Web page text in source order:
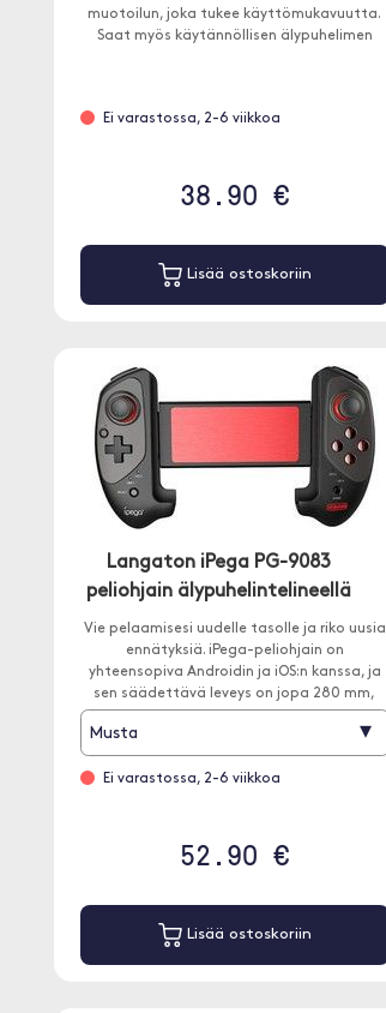
muotoilun, joka tukee käyttömukavuutta.
Saat myös käytännöllisen älypuhelimen
Ei varastossa, 2-6 viikkoa
38.90 €
Lisää ostoskoriin
Langaton iPega PG-9083
peliohjain älypuhelintelineellä
Vie pelaamisesi uudelle tasolle ja riko uusia
ennätyksiä. iPega-peliohjain on
yhteensopiva Androidin ja iOS:n kanssa, ja
sen säädettävä leveys on jopa 280 mm,
joten se tukee useita laitteita.
Musta ▾
Ei varastossa, 2-6 viikkoa
52.90 €
Lisää ostoskoriin